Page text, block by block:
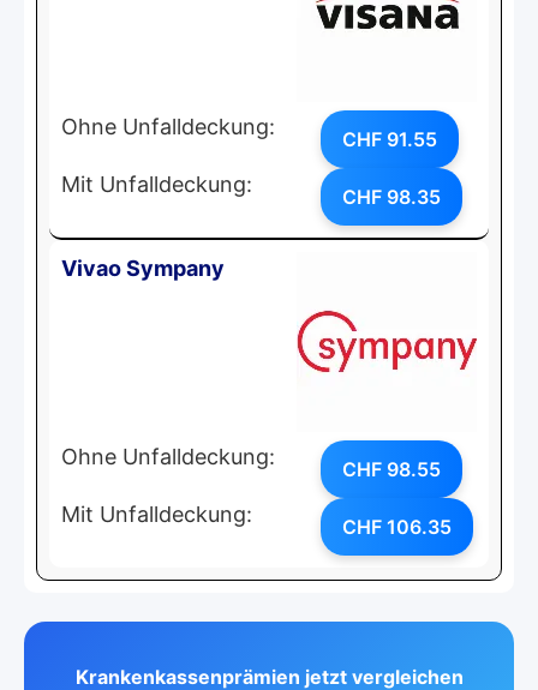
Ohne Unfalldeckung: CHF 91.55
Mit Unfalldeckung: CHF 98.35
Vivao Sympany
Ohne Unfalldeckung: CHF 98.55
Mit Unfalldeckung: CHF 106.35
Krankenkassenprämien jetzt vergleichen